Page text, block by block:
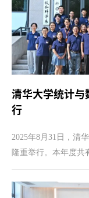
清华大学统计
行
2025年8月31日，清
隆重举行。本年度